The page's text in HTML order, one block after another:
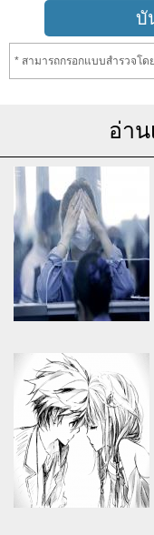
* สามารถกรอกแบบสำรวจโ
อ่าน
Warning
: Use of undefined
constant article_topic -
assumed 'article_topic' (this
will throw an Error in a future
version of PHP) in
/home/keedkean/
on line
534
[chanbaek]พี่ชานสายเบิร์น